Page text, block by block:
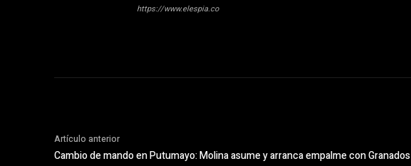
https://www.elespia.co
Artículo anterior
Cambio de mando en Putumayo: Molina asume y arranca empalme con Granados